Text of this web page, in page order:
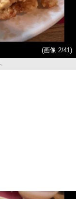
(画像 2/41)